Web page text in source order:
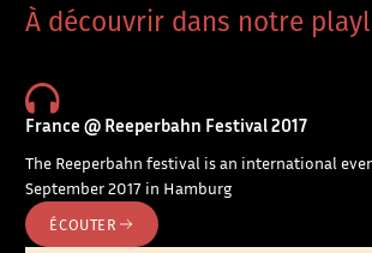
À découvrir dans notre
France @ Reeperbahn Festival 2017
The Reeperbahn festival is an international
September 2017 in Hamburg
ÉCOUTER